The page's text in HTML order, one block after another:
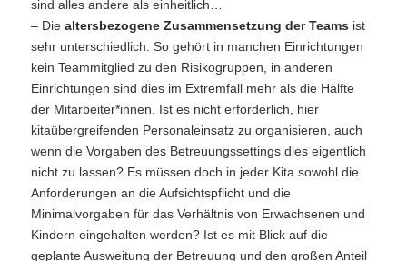
sind alles andere als einheitlich…
– Die altersbezogene Zusammensetzung der Teamsist
sehr unterschiedlich. So gehört in manchen Einrichtungen
kein Teammitglied zu den Risikogruppen, in anderen
Einrichtungen sind dies im Extremfall mehr als die Hälfte
der Mitarbeiter*innen. Ist es nicht erforderlich, hier
kitaübergreifenden Personaleinsatz zu organisieren, auch
wenn die Vorgaben des Betreuungssettings dies eigentlich
nicht zu lassen? Es müssen doch in jeder Kita sowohl die
Anforderungen an die Aufsichtspflicht und die
Minimalvorgaben für das Verhältnis von Erwachsenen und
Kindern eingehalten werden? Ist es mit Blick auf die
geplante Ausweitung der Betreuung und den großen Anteil